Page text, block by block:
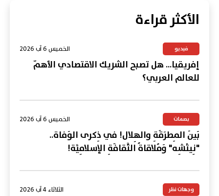
الأكثر قراءة
فيديو الخميس 6 آب 2026
إفريقيا... هل تصبح الشريك الاقتصادي الأهمّ
للعالم العربي؟
بصمات الخميس 6 آب 2026
بَينَ المِطرَقَةِ والهِلال! في ذِكرى الوَفاة..
"نِيتْشِه" وَمُلاقاةُ الثَّقافَةِ الإسلامِيَّة!
وجهات نظر الثلاثاء 4 آب 2026